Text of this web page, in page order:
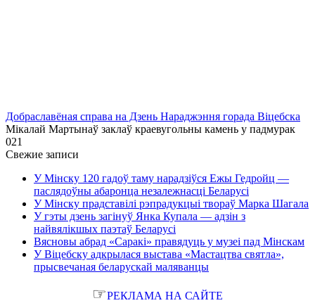
Добраславёная справа на Дзень Нараджэння горада Віцебска
Мікалай Мартынаў заклаў краевугольны камень у падмурак
021
Свежие записи
У Мінску 120 гадоў таму нарадзіўся Ежы Гедройц —
паслядоўны абаронца незалежнасці Беларусі
У Мінску прадставілі рэпрадукцыі твораў Марка Шагала
У гэты дзень загінуў Янка Купала — адзін з
найвялікшых паэтаў Беларусі
Вясновы абрад «Саракі» правядуць у музеі пад Мінскам
У Віцебску адкрылася выстава «Мастацтва святла»,
прысвечаная беларускай маляванцы
☞РЕКЛАМА НА САЙТЕ